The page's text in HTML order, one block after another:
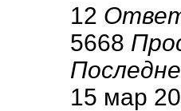
12
5668
15 мар